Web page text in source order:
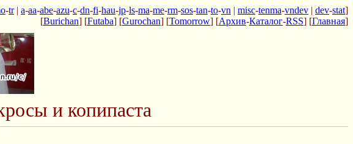
-tr| a-aa-abe-azu-c-dn-fi-hau-jp-ls-ma-me-rm-sos-tan-to-vn | misc-tenma-vndev | dev-stat]
[Burichan] [Futaba] [Gurochan] [Tomorrow] [Архив-Каталог-RSS] [Главная]
и копипаста